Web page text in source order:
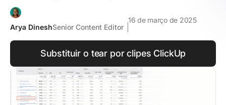
Arya DineshSenior Content Editor
16 de março de 2025
Substituir o tear por clipes ClickUp